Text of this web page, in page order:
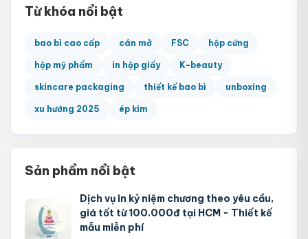
Từ khóa nổi bật
bao bì cao cấp cán mở FSC hộp cứng
hộp mỹ phẩm in hộp giấy K-beauty
skincare packaging thiết kế bao bì unboxing
xu hướng 2025 ép kim
Sản phẩm nổi bật
Dịch vụ in kỷ niệm chương theo yêu cầu,
giá tốt từ 100.000đ tại HCM - Thiết kế
mẫu miễn phí